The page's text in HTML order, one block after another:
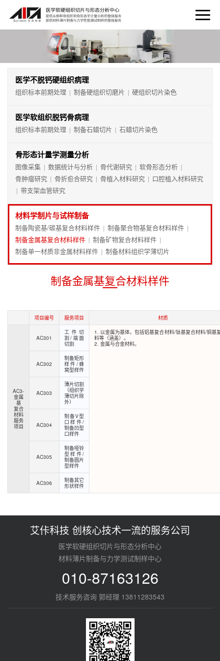
医学不脱钙硬组织病理
组织标本前期处理 | 制备硬组织切磨片 | 硬组织切片染色
医学软组织脱钙骨病理
组织标本前期处理 | 制备石蜡切片 | 石蜡切片染色
骨形态计量学测量分析
图像采集 | 数据统计与分析 | 骨代谢研究 | 软骨形态分析 |
骨肿瘤研究 | 骨折愈合研究 | 骨植入材料研究 | 口腔植入材料研究
| 带支架血管研究
材料学制片与试样制备
制备陶瓷基/碳基复合材料样件 | 制备聚合物基复合材料样件 |
制备金属基复合材料样件 | 制备矿物复合材料样件 |
制备单一材质非金属材料样件 | 制备材料组织学薄切片
制备金属基复合材料样件
项目编号 服务项目 材质
AC3-
金属
基
复合
材料
服务
项目
AC301
工件切
割/端面
切割
1. 以金属为基体，包括铝基复合材料/钛基复合材料/铜基
料等（涵盖）。
2. 金属与合金材料。
AC302
制备矩形
样件/蜂
窝型样件
AC303
薄片切割
（组织学
薄切片除
外）
AC304
制备V型
口样件/
制备凹型
口样件
AC305
制备哑铃
型样件/
制备圆片
型样件
AC306
制备其它
形状样件
艾佧科技 创核心技术一流的服务公司
医学软硬组织切片与形态分析中心
材料薄片制备与力学测试制样中心
010-87163126
技术服务咨询 郭经理 13811283543